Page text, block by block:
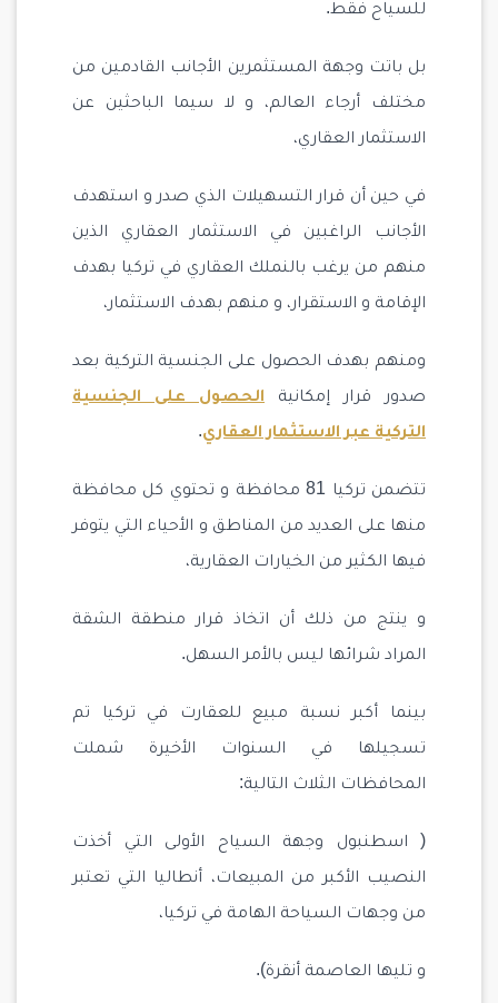
للسياح فقط.
بل باتت وجهة المستثمرين الأجانب القادمين من
مختلف أرجاء العالم، و لا سيما الباحثين عن
الاستثمار العقاري،
في حين أن قرار التسهيلات الذي صدر و استهدف
الأجانب الراغبين في الاستثمار العقاري الذين
منهم من يرغب بالنملك العقاري في تركيا بهدف
الإقامة و الاستقرار، و منهم بهدف الاستثمار،
ومنهم بهدف الحصول على الجنسية التركية بعد
صدور قرار إمكانية الحصول على الجنسية
التركية عبر الاستثمار العقاري.
تتضمن تركيا 81 محافظة و تحتوي كل محافظة
منها على العديد من المناطق و الأحياء التي يتوفر
فيها الكثير من الخيارات العقارية،
و ينتج من ذلك أن اتخاذ قرار منطقة الشقة
المراد شرائها ليس بالأمر السهل.
بينما أكبر نسبة مبيع للعقارت في تركيا تم
تسجيلها في السنوات الأخيرة شملت
المحافظات الثلاث التالية:
( اسطنبول وجهة السياح الأولى التي أخذت
النصيب الأكبر من المبيعات، أنطاليا التي تعتبر
من وجهات السياحة الهامة في تركيا،
و تليها العاصمة أنقرة).